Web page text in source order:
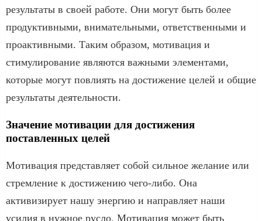
результаты в своей работе. Они могут быть более
продуктивными, внимательными, ответственными и
проактивными. Таким образом, мотивация и
стимулирование являются важными элементами,
которые могут повлиять на достижение целей и общие
результаты деятельности.
Значение мотивации для достижения
поставленных целей
Мотивация представляет собой сильное желание или
стремление к достижению чего-либо. Она
активизирует нашу энергию и направляет наши
усилия в нужное русло. Мотивация может быть